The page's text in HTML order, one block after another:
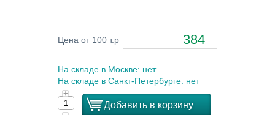
Цена от 100 т.р 384
На складе в Москве: нет
На складе в Санкт-Петербурге: нет
+
Добавить в корзину